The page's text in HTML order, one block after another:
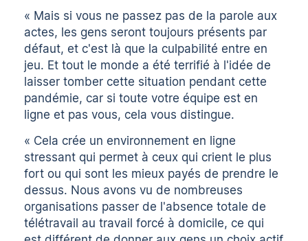
« Mais si vous ne passez pas de la parole aux
actes, les gens seront toujours présents par
défaut, et c'est là que la culpabilité entre en
jeu. Et tout le monde a été terrifié à l'idée de
laisser tomber cette situation pendant cette
pandémie, car si toute votre équipe est en
ligne et pas vous, cela vous distingue.
« Cela crée un environnement en ligne
stressant qui permet à ceux qui crient le plus
fort ou qui sont les mieux payés de prendre le
dessus. Nous avons vu de nombreuses
organisations passer de l'absence totale de
télétravail au travail forcé à domicile, ce qui